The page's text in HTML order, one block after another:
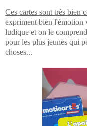
Ces cartes sont très bien
expriment bien l'émotion
ludique et on le
pour les plus jeunes qui
choses...